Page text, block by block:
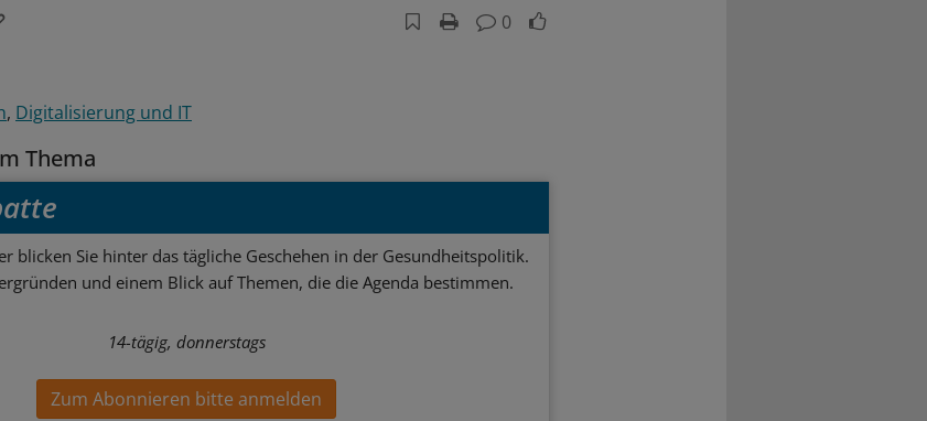
0
Digitalisierung und IT
Thema
blicken Sie hinter das tägliche Geschehen in der Gesundheitspolitik.
und einem Blick auf Themen, die die Agenda bestimmen.
14-tägig, donnerstags
Zum Abonnieren bitte anmelden